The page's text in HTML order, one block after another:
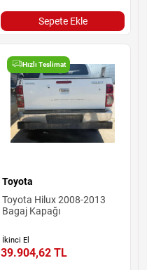
Sepete Ekle
Hızlı Teslimat
Toyota
Toyota Hilux 2008-2013
Bagaj Kapağı
İkinci El
39.904,62 TL